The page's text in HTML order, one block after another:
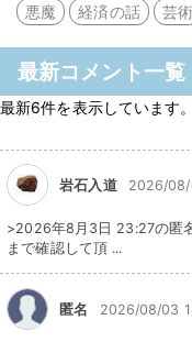
悪魔
経済の話 芸術
最新コメント一覧
最新6件を表示しています。
岩石入道 2026/
>2026年8月3日 23:27の匿
まで確認して頂 ...
匿名 2026/08/03